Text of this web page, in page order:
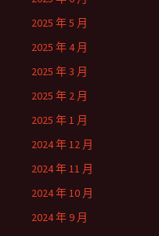
2025 年 5 月
2025 年 4 月
2025 年 3 月
2025 年 2 月
2025 年 1 月
2024 年 12 月
2024 年 11 月
2024 年 10 月
2024 年 9 月